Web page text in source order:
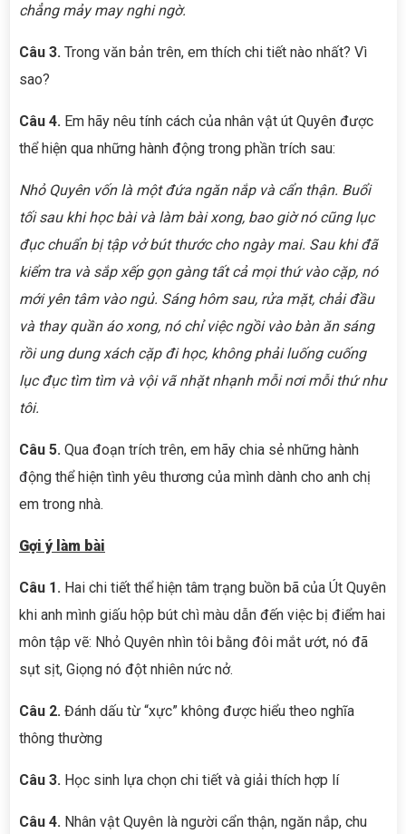
chẳng mảy may nghi ngờ.
Câu 3. Trong văn bản trên, em thích chi tiết nào nhất? Vì
sao?
Câu 4. Em hãy nêu tính cách của nhân vật út Quyên được
thể hiện qua những hành động trong phần trích sau:
Nhỏ Quyên vốn là một đứa ngăn nắp và cẩn thận. Buổi
tối sau khi học bài và làm bài xong, bao giờ nó cũng lục
đục chuẩn bị tập vở bút thước cho ngày mai. Sau khi đã
kiểm tra và sắp xếp gọn gàng tất cả mọi thứ vào cặp, nó
mới yên tâm vào ngủ. Sáng hôm sau, rửa mặt, chải đầu
và thay quần áo xong, nó chỉ việc ngồi vào bàn ăn sáng
rồi ung dung xách cặp đi học, không phải luống cuống
lục đục tìm tìm và vội vã nhặt nhạnh mỗi nơi mỗi thứ như
tôi.
Câu 5. Qua đoạn trích trên, em hãy chia sẻ những hành
động thể hiện tình yêu thương của mình dành cho anh chị
em trong nhà.
Gợi ý làm bài
Câu 1. Hai chi tiết thể hiện tâm trạng buồn bã của Út Quyên
khi anh mình giấu hộp bút chì màu dẫn đến việc bị điểm hai
môn tập vẽ: Nhỏ Quyên nhìn tôi bằng đôi mắt ướt, nó đã
sụt sịt, Giọng nó đột nhiên nức nở.
Câu 2. Đánh dấu từ “xực” không được hiểu theo nghĩa
thông thường
Câu 3. Học sinh lựa chọn chi tiết và giải thích hợp lí
Câu 4. Nhân vật Quyên là người cẩn thận, ngăn nắp, chu